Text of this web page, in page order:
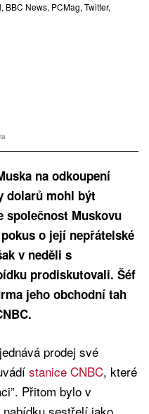
News, PCMag, Twitter,
na odkoupení
dolarů mohl být
společnost Muskovu
o její nepřátelské
v neděli s
prodiskutovali. Šéf
jeho obchodní tah
prodej své
stanice CNBC, které
Přitom bylo v